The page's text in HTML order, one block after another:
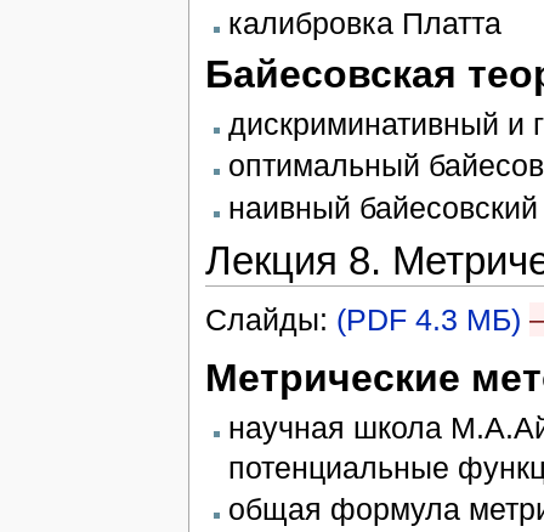
калибровка Платта
Байесовская
дискриминативный и
оптимальный
наивный
Лекция 8.
Слайды: (PDF 4.3 МБ)
Метрические
научная школа
потенциальные
общая формула